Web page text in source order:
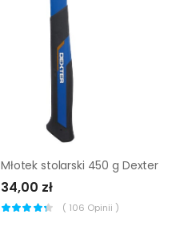
Młotek stolarski 450 g Dexter
34,00 zł
( 106 Opinii )